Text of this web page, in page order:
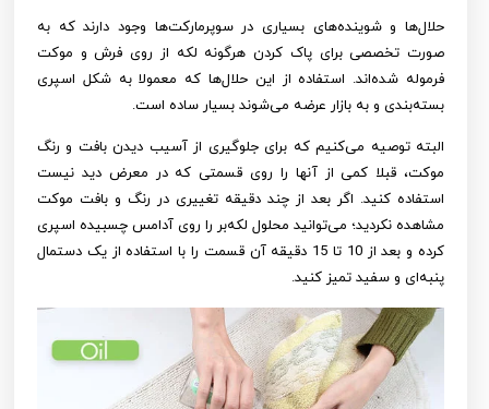
حلال‌ها و شوینده‌های بسیاری در سوپرمارکت‌ها وجود دارند که به
صورت تخصصی برای پاک کردن هرگونه لکه از روی فرش و موکت
فرموله شده‌اند. استفاده از این حلال‌ها که معمولا به شکل اسپری
بسته‌بندی و به بازار عرضه می‌شوند بسیار ساده است.
البته توصیه می‌کنیم که برای جلوگیری از آسیب دیدن بافت و رنگ
موکت، قبلا کمی از آنها را روی قسمتی که در معرض دید نیست
استفاده کنید. اگر بعد از چند دقیقه تغییری در رنگ و بافت موکت
مشاهده نکردید؛ می‌توانید محلول لکه‌بر را روی آدامس چسبیده اسپری
کرده و بعد از 10 تا 15 دقیقه آن قسمت را با استفاده از یک دستمال
پنبه‌ای و سفید تمیز کنید.